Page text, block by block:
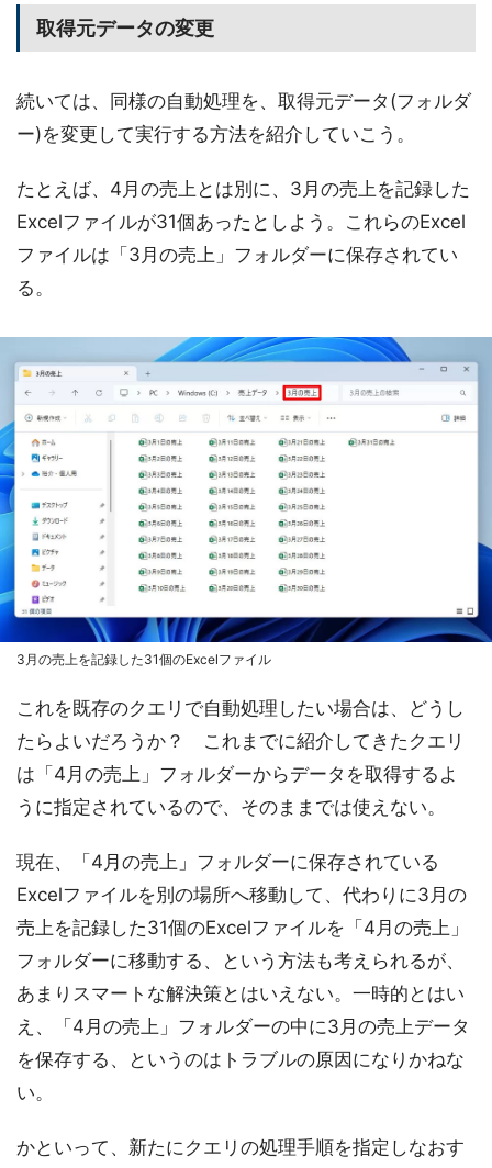
取得元データの変更
続いては、同様の自動処理を、取得元データ(フォルダ
ー)を変更して実行する方法を紹介していこう。
たとえば、4月の売上とは別に、3月の売上を記録した
Excelファイルが31個あったとしよう。これらのExcel
ファイルは「3月の売上」フォルダーに保存されてい
る。
3月の売上を記録した31個のExcelファイル
これを既存のクエリで自動処理したい場合は、どうし
たらよいだろうか？ これまでに紹介してきたクエリ
は「4月の売上」フォルダーからデータを取得するよ
うに指定されているので、そのままでは使えない。
現在、「4月の売上」フォルダーに保存されている
Excelファイルを別の場所へ移動して、代わりに3月の
売上を記録した31個のExcelファイルを「4月の売上」
フォルダーに移動する、という方法も考えられるが、
あまりスマートな解決策とはいえない。一時的とはい
え、「4月の売上」フォルダーの中に3月の売上データ
を保存する、というのはトラブルの原因になりかねな
い。
かといって、新たにクエリの処理手順を指定しなおす